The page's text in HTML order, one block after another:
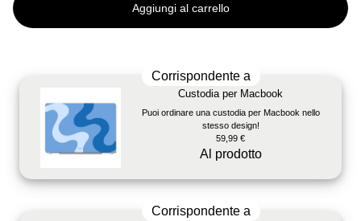
Aggiungi al carrello
Corrispondente a
Custodia per Macbook
Puoi ordinare una custodia per Macbook nello
stesso design!
59,99 €
Al prodotto
Corrispondente a